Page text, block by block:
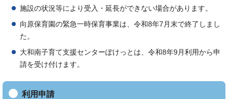
施設の状況等により受入・延長ができない場合があります。
向原保育園の緊急一時保育事業は、令和8年7月末で終了しまし
た。
大和南子育て支援センターぽけっとは、令和8年9月利用から申
請を受け付けます。
利用申請